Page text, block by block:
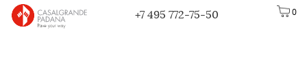
0
+7 495 772-75-50